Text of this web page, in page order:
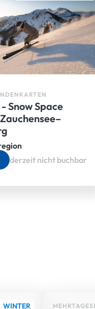
Snow Space
derzeit nicht buchbar
WINTER